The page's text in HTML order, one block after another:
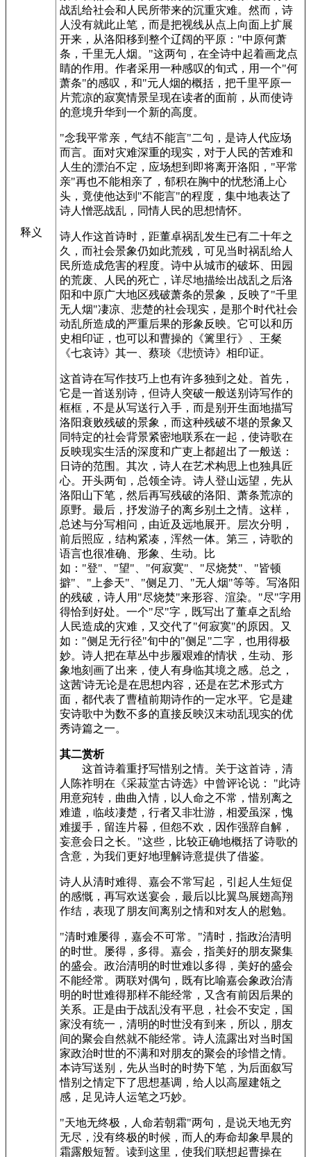
释义
战乱给社会和人民所带来的沉重灾难。然而，诗
人没有就此止笔，而是把视线从点上向面上扩展
开来，从洛阳移到整个辽阔的平原："中原何萧
条，千里无人烟。"这两句，在全诗中起着画龙点
睛的作用。作者采用一种感叹的旬式，用一个"何
萧条"的感叹，和"元人烟的概括，把千里平原一
片荒凉的寂寞情景呈现在读者的面前，从而使诗
的意境升华到一个新的高度。
"念我平常亲，气结不能言"二句，是诗人代应场
而言。面对灾难深重的现实，对于人民的苦难和
人生的漂泊不定，应场想到即将离开洛阳，"平常
亲"再也不能相亲了，郁积在胸中的忧愁涌上心
头，竟使他达到"不能言"的程度，集中地表达了
诗人憎恶战乱，同情人民的思想情怀。
诗人作这首诗时，距董卓祸乱发生已有二十年之
久，而社会景象仍如此荒残，可见当时祸乱给人
民所造成危害的程度。诗中从城市的破坏、田园
的荒废、人民的死亡，详尽地描绘出战乱之后洛
阳和中原广大地区残破萧条的景象，反映了"千里
无人烟"凄凉、悲楚的社会现实，是那个时代社会
动乱所造成的严重后果的形象反映。它可以和历
史相印证，也可以和曹操的《篱里行》、王粲
《七哀诗》其一、蔡琰《悲愤诗》相印证。
这首诗在写作技巧上也有许多独到之处。首先，
它是一首送别诗，但诗人突破一般送别诗写作的
框框，不是从写送行入手，而是别开生面地描写
洛阳衰败残破的景象，而这种残破不堪的景象又
同特定的社会背景紧密地联系在一起，使诗歌在
反映现实生活的深度和广吏上都超出了一般送：
日诗的范围。其次，诗人在艺术构思上也独具匠
心。开头两旬，总领全诗。诗人登山远望，先从
洛阳山下笔，然后再写残破的洛阳、萧条荒凉的
原野。最后，抒发游子的离乡别土之情。这样，
总述与分写相问，由近及远地展开。层次分明，
前后照应，结构紧凑，浑然一体。第三，诗歌的
语言也很准确、形象、生动。比
如："登"、"望"、"何寂寞"、"尽烧焚"、"皆顿
擗"、"上参天"、"侧足刀、"无人烟"等等。写洛阳
的残破，诗人用"尽烧焚"来形容、渲染。"尽"字用
得恰到好处。一个"尽"字，既写出了董卓之乱给
人民造成的灾难，又交代了"何寂寞"的原因。又
如："侧足无行径"旬中的"侧足"二字，也用得极
妙。诗人把在草丛中步履艰难的情状，生动、形
象地刻画了出来，使人有身临其境之感。总之，
这茜'诗无论是在思想内容，还是在艺术形式方
面，都代表了曹植前期诗作的一定水平。它是建
安诗歌中为数不多的直接反映汉末动乱现实的优
秀诗篇之一。
其二赏析
这首诗着重抒写惜别之情。关于这首诗，清
人陈祚明在《采菽堂古诗选》中曾评论说： "此诗
用意宛转，曲曲入情，以人命之不常，惜别离之
难遣，临歧凄楚，行者又非壮游，相爱虽深，愧
难援手，留连片晷，但怨不欢，因作强辞自解，
妄意会日之长。"这些，比较正确地概括了诗歌的
含意，为我们更好地理解诗意提供了借鉴。
诗人从清时难得、嘉会不常写起，引起人生短促
的感慨，再写欢送宴会，最后以比翼鸟展翅高翔
作结，表现了朋友间离别之情和对友人的慰勉。
"清时难屡得，嘉会不可常。"清时，指政治清明
的时世。屡得，多得。嘉会，指美好的朋友聚集
的盛会。政治清明的时世难以多得，美好的盛会
不能经常。两联对偶句，既有比喻嘉会象政治清
明的时世难得那样不能经常，又含有前因后果的
关系。正是由于战乱没有平息，社会不安定，国
家没有统一，清明的时世没有到来，所以，朋友
间的聚会自然就不能经常。诗人流露出对当时国
家政治时世的不满和对朋友的聚会的珍惜之情。
本诗写送别，先从当时的时势下笔，为后面叙写
惜别之情定下了思想基调，给人以高屋建瓴之
感，足见诗人运笔之巧妙。
"天地无终极，人命若朝霜"两句，是说天地无穷
无尽，没有终极的时候，而人的寿命却象早晨的
霜露般短暂。读到这里，使我们联想起曹操在